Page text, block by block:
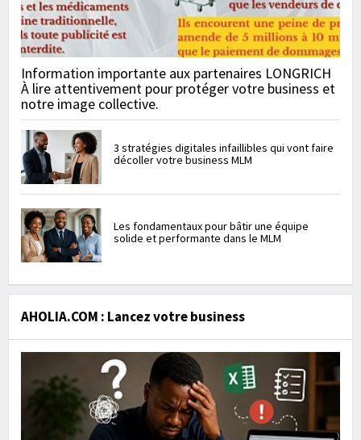
Information importante aux partenaires LONGRICH
À lire attentivement pour protéger votre business et
notre image collective.
3 stratégies digitales infaillibles qui vont faire
décoller votre business MLM
Les fondamentaux pour bâtir une équipe
solide et performante dans le MLM
AHOLIA.COM : Lancez votre business